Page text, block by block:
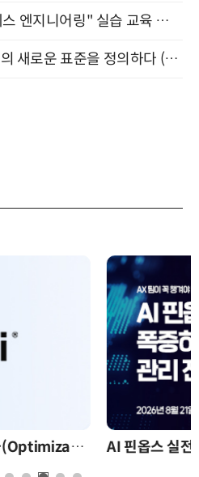
현업에서 바로 쓰는 "하네스 엔지니어링" 실습 교육 워크숍 8월 20일 개최
차세대 AICC, 고객 서비스의 새로운 표준을 정의하다 (9/9)
하는 AI 토큰 비용 관리 전략